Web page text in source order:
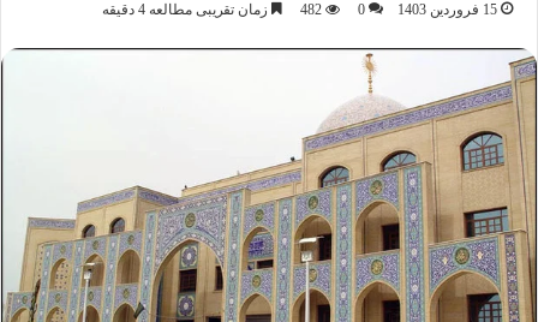
15 فروردین 1403 0
482 زمان تقریبی مطالعه 4 دقیقه